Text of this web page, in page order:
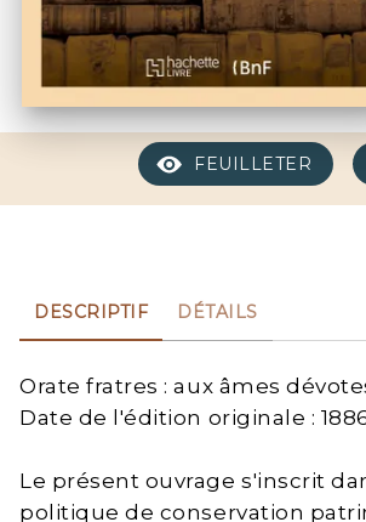
FEUILLETER
DESCRIPTIF DÉTAILS
Orate fratres : aux âmes
Date de l'édition originale :
Le présent ouvrage s'inscrit
politique de conservation